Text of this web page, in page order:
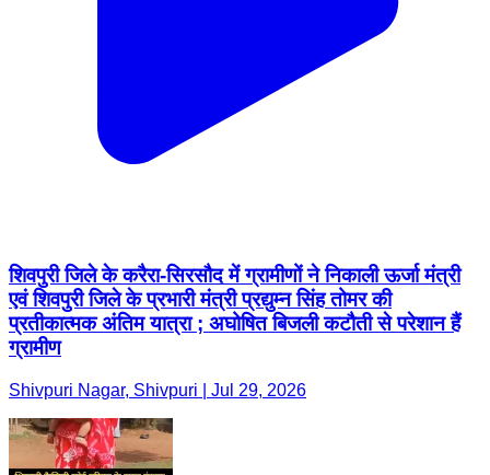
शिवपुरी जिले के करैरा-सिरसौद में ग्रामीणों ने निकाली ऊर्जा मंत्री
एवं शिवपुरी जिले के प्रभारी मंत्री प्रद्युम्न सिंह तोमर की
प्रतीकात्मक अंतिम यात्रा ; अघोषित बिजली कटौती से परेशान हैं
ग्रामीण
Shivpuri Nagar, Shivpuri | Jul 29, 2026